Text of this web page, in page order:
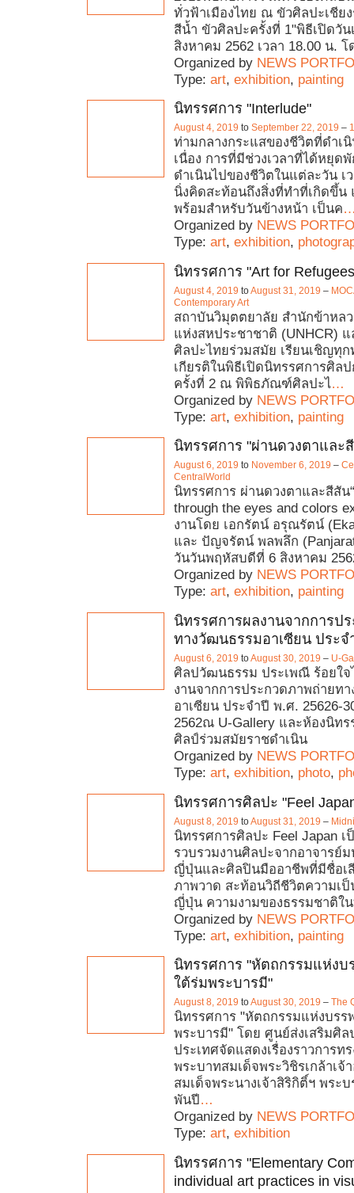
ทั่วฟ้าเมืองไทย ณ ขัวศิลปะเชีย
สีน้ำ ขัวศิลปะครั้งที่ 1"พิธีเปิดวัน
สิงหาคม 2562 เวลา 18.00 น. โ
Organized by NEWS
Type: art, exhibition, painting
นิทรรศการ "Interlude"
August 4, 2019 to September 22, 2019 –
ท่ามกลางกระแสของชีวิตที่ดำเ
เนื่อง การที่มีช่วงเวลาที่ได้หยุด
ดำเนินไปของชีวิตในแต่ละวัน เ
นิ่งคิดสะท้อนถึงสิ่งที่ทำที่เกิดขึ้น
พร้อมสำหรับวันข้างหน้า เป็นค
Organized by NEWS
Type: art, exhibition,
นิทรรศการ "Art for
August 4, 2019 toAugust 31, 2019 –
Contemporary Art
สถาบันวิมุตตยาลัย สำนักข้าหล
แห่งสหประชาชาติ (UNHCR)
ศิลปะไทยร่วมสมัย เรียนเชิญทุก
เกียรติในพิธีเปิดนิทรรศการศิล
ครั้งที่ 2 ณ พิพิธภัณฑ์ศิลปะไ…
Organized by NEWS
Type: art, exhibition, painting
นิทรรศการ "ผ่านดวงตาและ
August 6, 2019 to November 6, 2019 –
CentralWorld
นิทรรศการ ผ่านดวงตาและสีสัน
through the eyes and colors
งานโดย เอกรัตน์ อรุณรัตน์
และ ปัญจรัตน์ พลพลึก
วันวันพฤหัสบดีที่ 6 สิงหาคม
Organized by NEWS
Type: art, exhibition, painting
นิทรรศการผลงานจากการป
ทางวัฒนธรรมอาเซียน ประจ
August 6, 2019 toAugust 30, 2019 – U-
ศิลปวัฒนธรรม ประเพณี ร้อยใจ
งานจากการประกวดภาพถ่ายท
อาเซียน ประจำปี พ.ศ. 25626-
2562ณ U-Gallery และห้องนิทร
ศิลป์ร่วมสมัยราชดำเนิน
Organized by NEWS
Type: art, exhibition, photo,
นิทรรศการศิลปะ "Feel
August 8, 2019 toAugust 31, 2019 –
นิทรรศการศิลปะ Feel Japan
รวบรวมงานศิลปะจากอาจารย์
ญี่ปุ่นและศิลปินมืออาชีพที่มีชื่อเ
ภาพวาด สะท้อนวิถีชีวิตความเป็
ญี่ปุ่น ความงามของธรรมชาติใ
Organized by NEWS
Type: art, exhibition, painting
นิทรรศการ "หัตถกรรมแห่งบ
ใต้ร่มพระบารมี"
August 8, 2019 toAugust 30, 2019 – The
นิทรรศการ "หัตถกรรมแห่งบรร
พระบารมี" โดย ศูนย์ส่งเสริมศิล
ประเทศจัดแสดงเรื่องราวการท
พระบาทสมเด็จพระวิชิรเกล้าเจ้
สมเด็จพระนางเจ้าสิริกิติ์ฯ พระ
พันปี …
Organized by NEWS
Type: art, exhibition
นิทรรศการ "Elementary
individual art practices in